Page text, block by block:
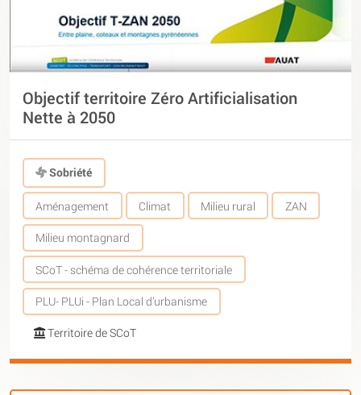
Objectif territoire Zéro Artificialisation
Nette à 2050
Sobriété
Aménagement Climat Milieu rural ZAN
Milieu montagnard
SCoT - schéma de cohérence territoriale
PLU- PLUi - Plan Local d’urbanisme
Territoire de SCoT